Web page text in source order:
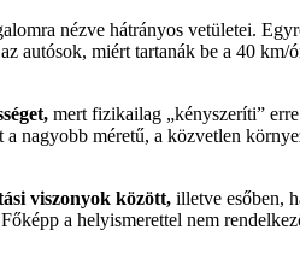
nézve hátrányos vetületei.
autósok, miért tartanák be a 40
mert fizikailag „kényszeríti”
nagyobb méretű, a közvetlen
viszonyok között, illetve esőben,
a helyismerettel nem